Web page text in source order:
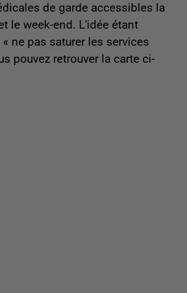
de garde accessibles la
le week-end. L'idée étant
ne pas saturer les services
pouvez retrouver la carte ci-